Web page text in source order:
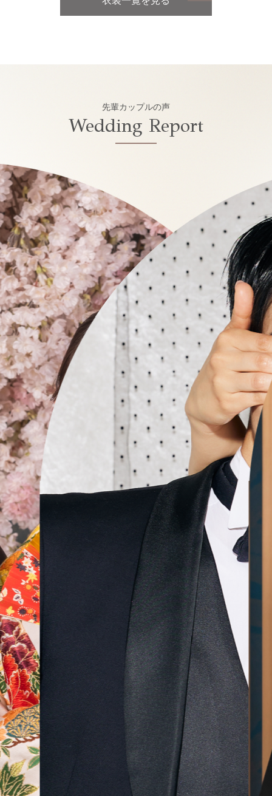
無料相談予約
来店・オンライン
先輩カップルの声
Wedding Report